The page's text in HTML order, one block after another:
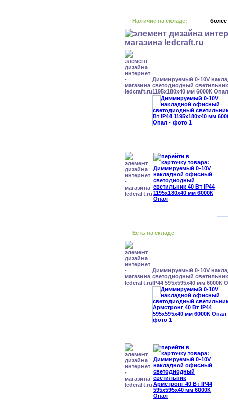
Наличие на складе: более
Диммируемый 0-10V
светодиодный
1195x180x40 мм 6000К Опал
Есть на складе
Диммируемый 0-10V
светодиодный
IP44 595x595x40 мм 6000К